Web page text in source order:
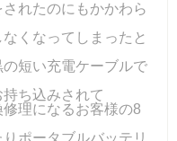
れたのにもかかわら
くなってしまったと
短い充電ケーブルで
ち込みされて
理になるお客様の8